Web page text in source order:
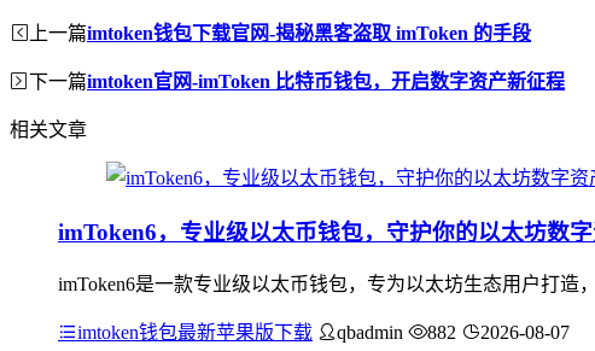
上一篇imtoken钱包下载官网-揭秘黑客盗取 imToken 的手段
下一篇imtoken官网-imToken 比特币钱包，开启数字资产新征程
相关文章
imToken6，专业级以太币钱包，守护你的以太坊数
imToken6是一款专业级以太币钱包，专为以太坊生态用户打
imtoken钱包最新苹果版下载 qbadmin 882 2026-08-07